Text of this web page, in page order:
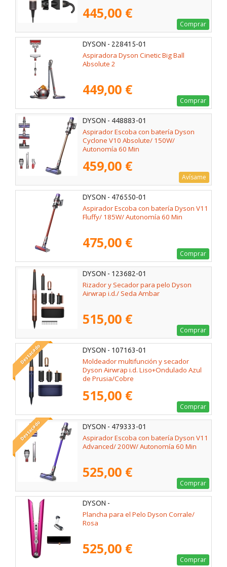
445,00 €
Comprar
DYSON - 228415-01
Aspiradora Dyson Cinetic Big Ball
Absolute 2
449,00 €
Comprar
DYSON - 448883-01
Aspirador Escoba con batería Dyson
Cyclone V10 Absolute/ 150W/
Autonomía 60 Min
459,00 €
Avísame
DYSON - 476550-01
Aspirador Escoba con batería Dyson V11
Fluffy/ 185W/ Autonomía 60 Min
475,00 €
Comprar
DYSON - 123682-01
Rizador y Secador para pelo Dyson
Airwrap i.d./ Seda Ambar
515,00 €
Comprar
Destacado DYSON - 107163-01
Moldeador multifunción y secador
Dyson Airwrap i.d. Liso+Ondulado Azul
de Prusia/Cobre
515,00 €
Comprar
Destacado DYSON - 479333-01
Aspirador Escoba con batería Dyson V11
Advanced/ 200W/ Autonomía 60 Min
525,00 €
Comprar
DYSON -
Plancha para el Pelo Dyson Corrale/
Rosa
525,00 €
Comprar